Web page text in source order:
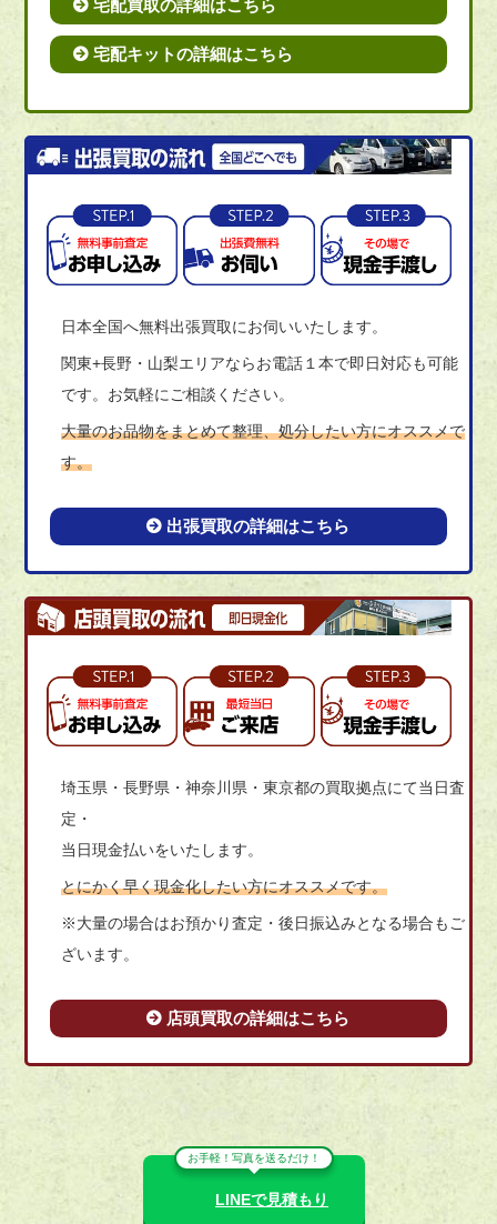
宅配買取の詳細はこちら
宅配キットの詳細はこちら
日本全国へ無料出張買取にお伺いいたします。
関東+長野・山梨エリアならお電話１本で即日対応も可能
です。お気軽にご相談ください。
大量のお品物をまとめて整理、処分したい方にオススメで
す。
出張買取の詳細はこちら
埼玉県・長野県・神奈川県・東京都の買取拠点にて当日査
定・
当日現金払いをいたします。
とにかく早く現金化したい方にオススメです。
※大量の場合はお預かり査定・後日振込みとなる場合もご
ざいます。
店頭買取の詳細はこちら
お手軽！写真を送るだけ！
LINEで見積もり